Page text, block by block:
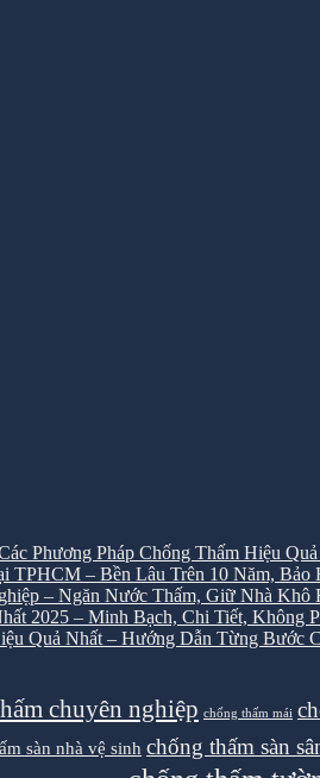
Phương Pháp Chống Thấm Hiệu
TPHCM – Bền Lâu Trên 10 Năm, Bảo
– Ngăn Nước Thấm, Giữ Nhà Khô
2025 – Minh Bạch, Chi Tiết, Không
Quả Nhất – Hướng Dẫn Từng Bước
chuyên nghiệp chống thấm mái
sàn nhà vệ sinh chống thấm sàn